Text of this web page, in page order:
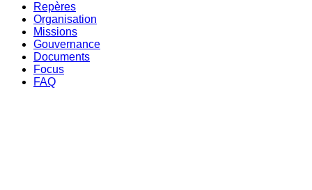
Repères
Organisation
Missions
Gouvernance
Documents
Focus
FAQ